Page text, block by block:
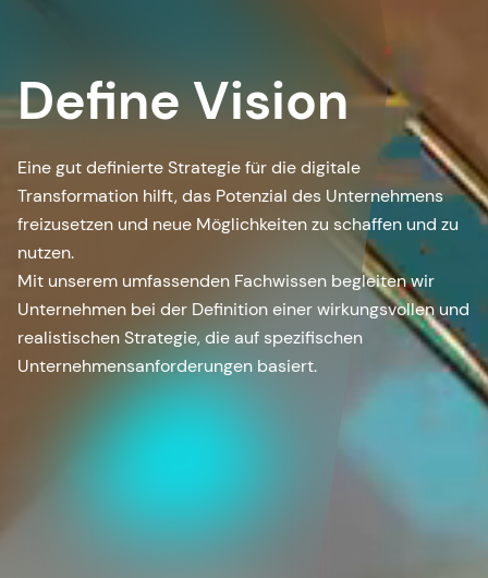
Define Vision
Eine gut definierte Strategie für die digitale
Transformation hilft, das Potenzial des Unternehmens
freizusetzen und neue Möglichkeiten zu schaffen und zu
nutzen.
Mit unserem umfassenden Fachwissen begleiten wir
Unternehmen bei der Definition einer wirkungsvollen und
realistischen Strategie, die auf spezifischen
Unternehmensanforderungen basiert.